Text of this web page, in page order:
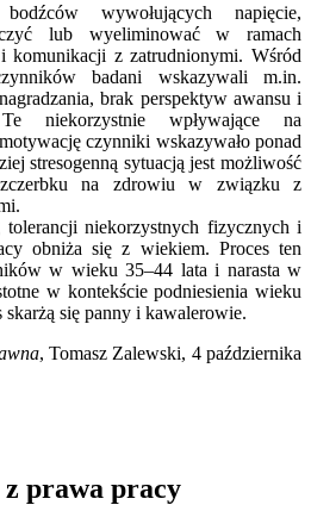
wywołujących napięcie,
lub wyeliminować w ramach
komunikacji z zatrudnionymi. Wśród
badani wskazywali m.in.
brak perspektyw awansu i
niekorzystnie wpływające na
czynniki wskazywało ponad
stresogenną sytuacją jest możliwość
na zdrowiu w związku z
niekorzystnych fizycznych i
obniża się z wiekiem. Proces ten
w wieku 35–44 lata i narasta w
w kontekście podniesienia wieku
się panny i kawalerowie.
, Tomasz Zalewski, 4 października
prawa pracy